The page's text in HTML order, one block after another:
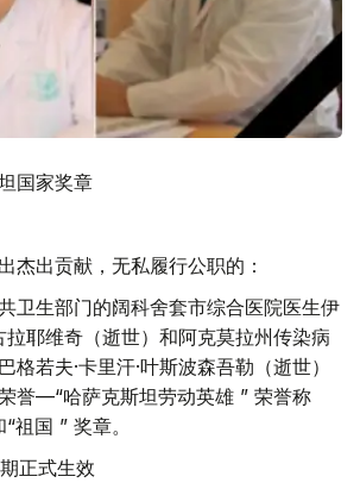
国家奖章
杰出贡献，无私履行公职的：
卫生部门的阔科舍套市综合医院医生伊
拉耶维奇（逝世）和阿克莫拉州传染病
格若夫·卡里汗·叶斯波森吾勒（逝世）
誉—“哈萨克斯坦劳动英雄 ” 荣誉称
祖国 ” 奖章。
正式生效